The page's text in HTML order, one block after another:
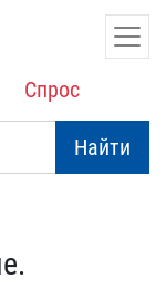
Спрос
Найти